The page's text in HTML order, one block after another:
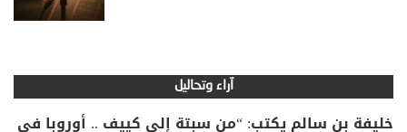
آراء وتحاليل
خليفة بن سالم يكتب: “من سبتة إلى كييف .. أوروبا في